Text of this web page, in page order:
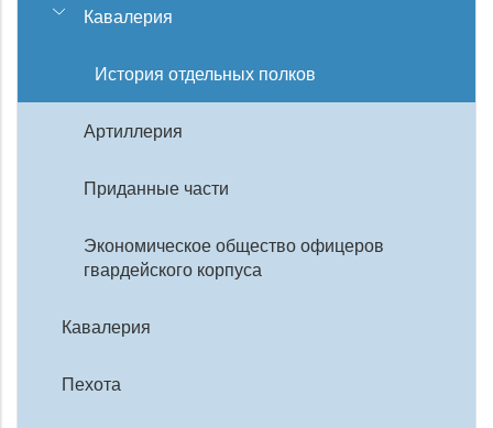
Кавалерия
История отдельных полков
Артиллерия
Приданные части
Экономическое общество офицеров
гвардейского корпуса
Кавалерия
Пехота